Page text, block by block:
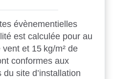
évènementielles
est calculée pour au
et 15 kg/m² de
conformes aux
site d’installation